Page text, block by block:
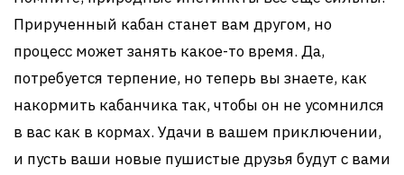
Прирученный кабан станет вам другом, но
процесс может занять какое-то время. Да,
потребуется терпение, но теперь вы знаете, как
накормить кабанчика так, чтобы он не усомнился
в вас как в кормах. Удачи в вашем приключении,
и пусть ваши новые пушистые друзья будут с вами